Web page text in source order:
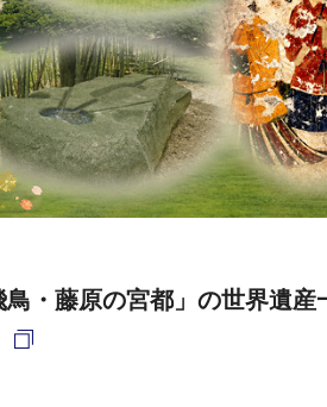
鳥・藤原の宮都」の世界遺
、奈良